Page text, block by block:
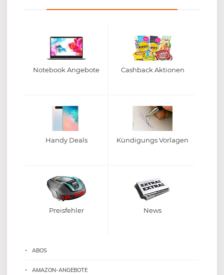
Notebook Angebote Cashback Aktionen
Handy Deals Kündigungs Vorlagen
Preisfehler News
ABOS
AMAZON-ANGEBOTE